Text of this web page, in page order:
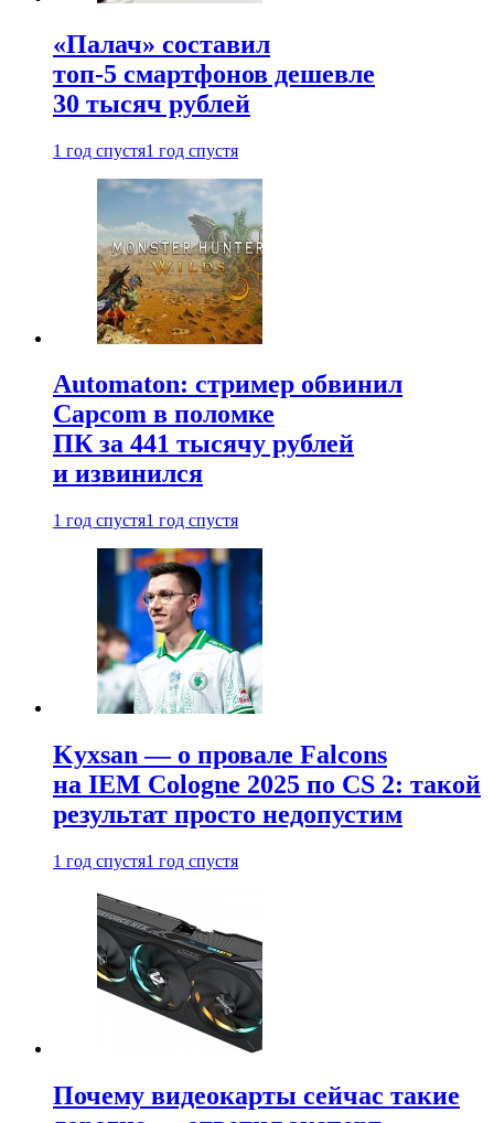
«Палач» составил
топ-5 смартфонов дешевле
30 тысяч рублей
1 год спустя1 год спустя
Automaton: стример обвинил
Capcom в поломке
ПК за 441 тысячу рублей
и извинился
1 год спустя1 год спустя
Kyxsan — о провале Falcons
на IEM Cologne 2025 по CS 2: такой
результат просто недопустим
1 год спустя1 год спустя
Почему видеокарты сейчас такие